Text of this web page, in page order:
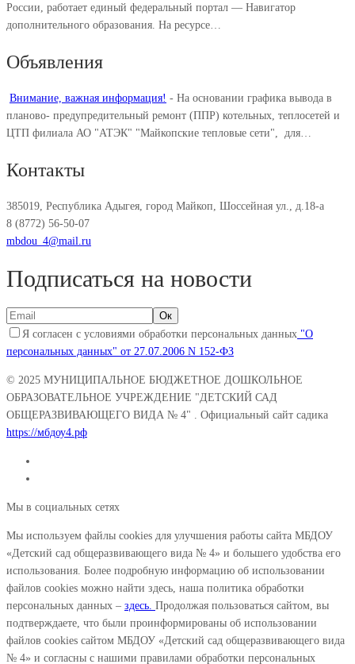
России, работает единый федеральный портал — Навигатор
дополнительного образования. На ресурсе…
Объявления
Внимание, важная информация! - На основании графика вывода в
планово- предупредительный ремонт (ППР) котельных, теплосетей и
ЦТП филиала АО "АТЭК" "Майкопские тепловые сети", для…
Контакты
385019, Республика Адыгея, город Майкоп, Шоссейная ул., д.18-а
8 (8772) 56-50-07
mbdou_4@mail.ru
Подписаться на новости
Я согласен с условиями обработки персональных данных "О
персональных данных" от 27.07.2006 N 152-ФЗ
© 2025 МУНИЦИПАЛЬНОЕ БЮДЖЕТНОЕ ДОШКОЛЬНОЕ
ОБРАЗОВАТЕЛЬНОЕ УЧРЕЖДЕНИЕ "ДЕТСКИЙ САД
ОБЩЕРАЗВИВАЮЩЕГО ВИДА № 4" . Официальный сайт садика
https://мбдоу4.рф
Мы в социальных сетях
Мы используем файлы cookies для улучшения работы сайта МБДОУ
«Детский сад общеразвивающего вида № 4» и большего удобства его
использования. Более подробную информацию об использовании
файлов cookies можно найти здесь, наша политика обработки
персональных данных – здесь. Продолжая пользоваться сайтом, вы
подтверждаете, что были проинформированы об использовании
файлов cookies сайтом МБДОУ «Детский сад общеразвивающего вида
№ 4» и согласны с нашими правилами обработки персональных